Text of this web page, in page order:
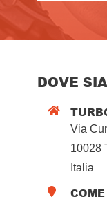
DOVE

Via
10028
Italia
